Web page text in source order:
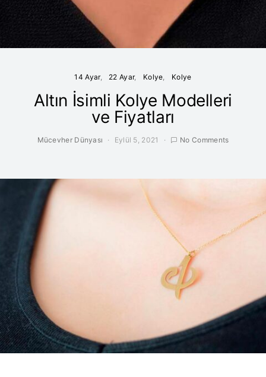
14 Ayar 22 Ayar Kolye Kolye
Altın İsimli Kolye Modelleri
ve Fiyatları
Mücevher Dünyası Eylül 5, 2021 No Comments